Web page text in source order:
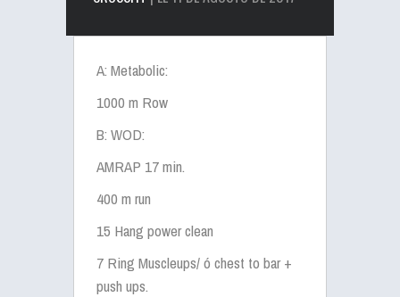
A: Metabolic:
1000 m Row
B: WOD:
AMRAP 17 min.
400 m run
15 Hang power clean
7 Ring Muscleups/ ó chest to bar +
push ups.